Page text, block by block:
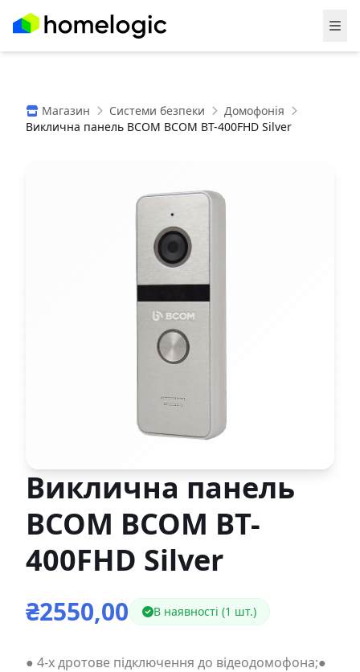
Магазин Системи безпеки
Домофонія
Виклична панель BCOM BCOM BT-400FHD Silver
Виклична панель
BCOM BCOM BT-
400FHD Silver
₴2550,00 В наявності (1 шт.)
● 4-х дротове підключення до відеодомофона;●